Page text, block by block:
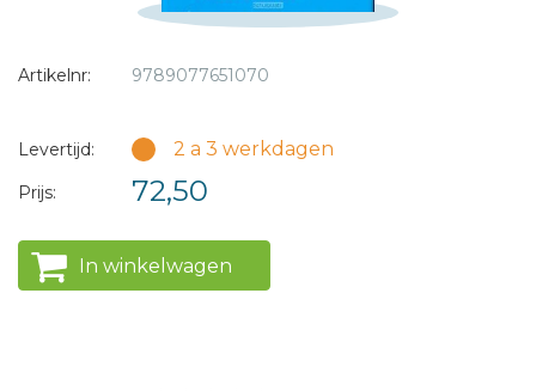
Artikelnr: 9789077651070
Levertijd: 2 a 3 werkdagen
Prijs: 72,50
In winkelwagen